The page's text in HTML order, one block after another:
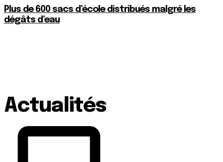
Plus de 600 sacs d’école distribués malgré les
dégâts d’eau
Actualités